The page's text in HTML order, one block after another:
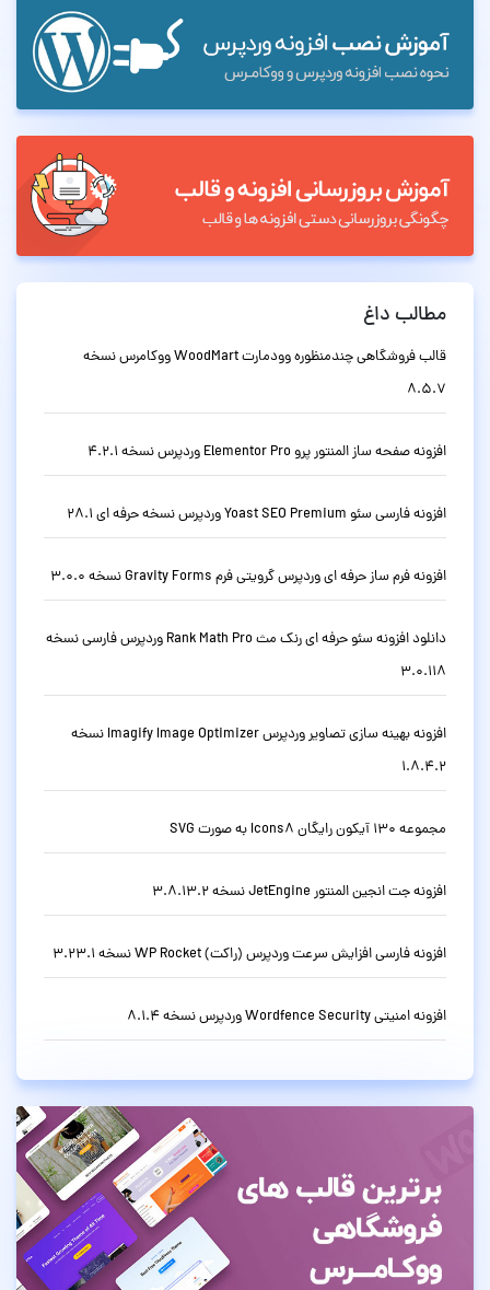
مطالب داغ
قالب فروشگاهی چندمنظوره وودمارت WoodMart ووکامرس نسخه
8.5.7
افزونه صفحه ساز المنتور پرو Elementor Pro وردپرس نسخه 4.2.1
افزونه فارسی سئو Yoast SEO Premium وردپرس نسخه حرفه ای 28.1
افزونه فرم ساز حرفه ای وردپرس گرویتی فرم Gravity Forms نسخه 3.0.0
دانلود افزونه سئو حرفه ای رنک مث Rank Math Pro وردپرس فارسی نسخه
3.0.118
افزونه بهینه سازی تصاویر وردپرس Imagify Image Optimizer نسخه
1.8.4.2
مجموعه 130 آیکون رایگان Icons8 به صورت SVG
افزونه جت انجین المنتور JetEngine نسخه 3.8.13.2
افزونه فارسی افزایش سرعت وردپرس (راکت) WP Rocket نسخه 3.23.1
افزونه امنیتی Wordfence Security وردپرس نسخه 8.1.4